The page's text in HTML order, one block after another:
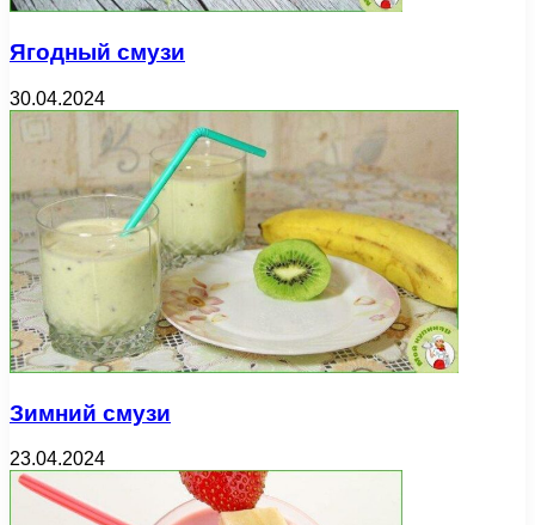
Ягодный смузи
30.04.2024
Зимний смузи
23.04.2024